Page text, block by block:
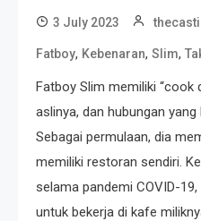
3 July 2023
Fatboy, Kebenaran, Slim,
Fatboy Slim memiliki “cook
aslinya, dan hubungan
Sebagai permulaan, dia
memiliki restoran sendiri.
selama pandemi COVID-
untuk bekerja di kafe